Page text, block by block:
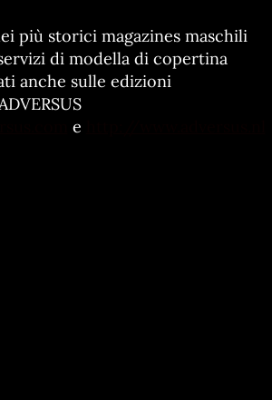
più storici magazines maschili
di modella di copertina
anche sulle edizioni
e